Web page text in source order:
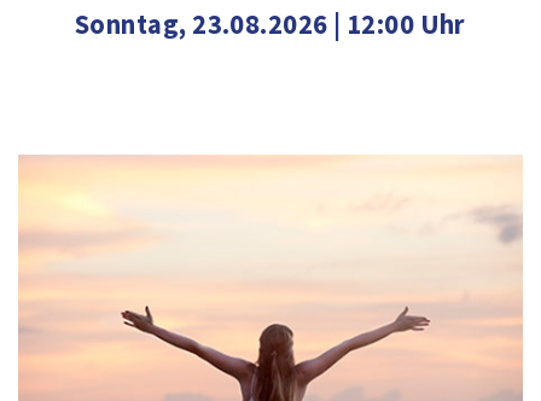
Sonntag, 23.08.2026 | 12:00 Uhr